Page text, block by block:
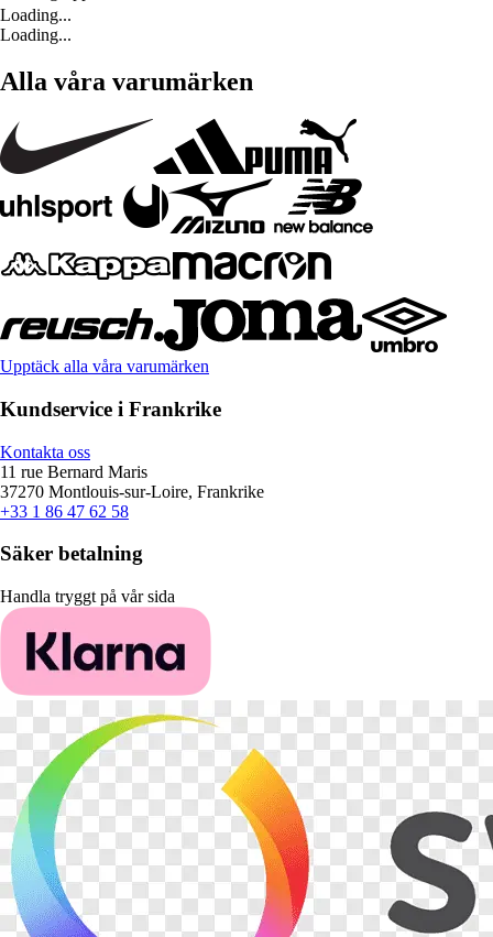
Loading...
Loading...
Alla våra varumärken
Upptäck alla våra varumärken
Kundservice i Frankrike
Kontakta oss
11 rue Bernard Maris
37270 Montlouis-sur-Loire, Frankrike
+33 1 86 47 62 58
Säker betalning
Handla tryggt på vår sida